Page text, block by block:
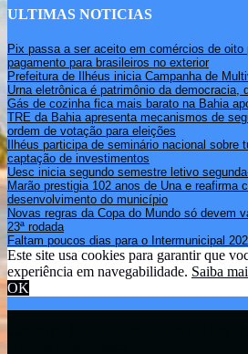
ULTIMAS NOTICIAS
Pix passa a ser aceito em comércios de
pagamento para brasileiros no exterior
Prefeitura de Ilhéus inicia Campanha de
Urna eletrônica é patrimônio da democracia,
Gás de cozinha fica mais barato na Bahia
TRE da Bahia apresenta mecanismos de
ordem de votação para eleições
Ilhéus participa de seminário nacional sobre
captação de investimentos
Uesc inicia segundo semestre letivo
Marão prestigia 102 anos de Una e reafirma
desenvolvimento do município
Novas regras da Copa do Mundo só devem
23ª rodada
Faltam poucos dias para o Intermunicipal
Este site usa cookies para garantir que
experiência em navegabilidade. Saiba
OK